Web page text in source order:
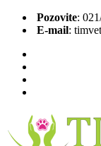
Pozovite:
Е-mail: